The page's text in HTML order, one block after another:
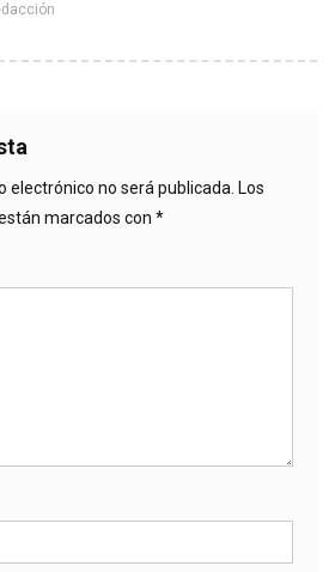
electrónico no será publicada. Los
marcados con *